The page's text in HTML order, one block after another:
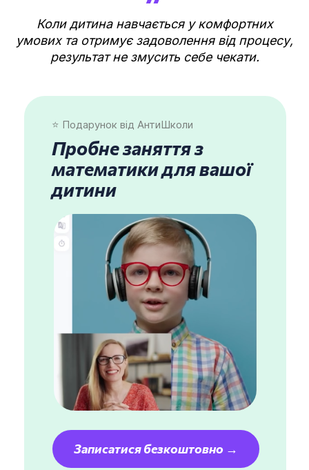
Коли дитина навчається у комфортних
умових та отримує задоволення від процесу,
результат не змусить себе чекати.
⭐ Подарунок від АнтиШколи
Пробне заняття з
математики для вашої
дитини
Записатися безкоштовно →